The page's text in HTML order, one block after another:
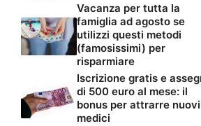
Vacanza per tutta la
famiglia ad agosto se
utilizzi questi metodi
(famosissimi) per
risparmiare
Iscrizione gratis e
di 500 euro al mese: il
bonus per attrarre nuovi
medici